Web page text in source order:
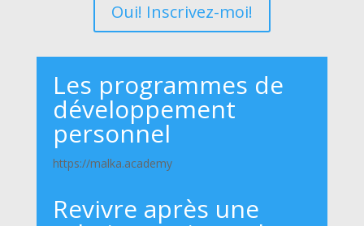
Oui! Inscrivez-moi!
Les programmes de
développement
personnel
https://malka.academy
Revivre après une